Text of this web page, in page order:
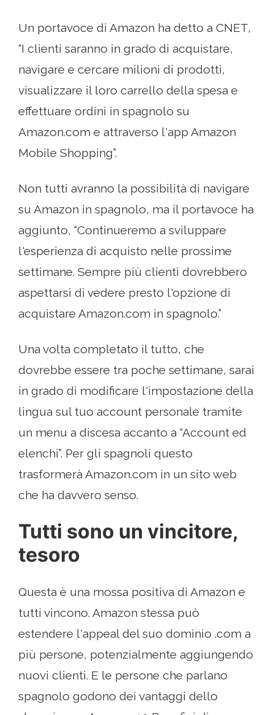
Un portavoce di Amazon ha detto a CNET,
“I clienti saranno in grado di acquistare,
navigare e cercare milioni di prodotti,
visualizzare il loro carrello della spesa e
effettuare ordini in spagnolo su
Amazon.com e attraverso l'app Amazon
Mobile Shopping”.
Non tutti avranno la possibilità di navigare
su Amazon in spagnolo, ma il portavoce ha
aggiunto, “Continueremo a sviluppare
l'esperienza di acquisto nelle prossime
settimane. Sempre più clienti dovrebbero
aspettarsi di vedere presto l'opzione di
acquistare Amazon.com in spagnolo.”
Una volta completato il tutto, che
dovrebbe essere tra poche settimane, sarai
in grado di modificare l'impostazione della
lingua sul tuo account personale tramite
un menu a discesa accanto a “Account ed
elenchi”. Per gli spagnoli questo
trasformerà Amazon.com in un sito web
che ha davvero senso.
Tutti sono un vincitore,
tesoro
Questa è una mossa positiva di Amazon e
tutti vincono. Amazon stessa può
estendere l'appeal del suo dominio .com a
più persone, potenzialmente aggiungendo
nuovi clienti. E le persone che parlano
spagnolo godono dei vantaggi dello